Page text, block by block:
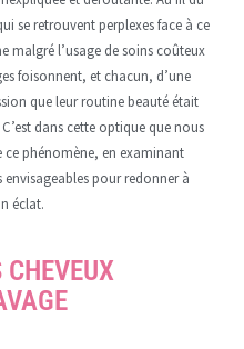
se retrouvent perplexes face à ce
malgré l’usage de soins coûteux
foisonnent, et chacun, d’une
que leur routine beauté était
dans cette optique que nous
ce phénomène, en examinant
envisageables pour redonner à
éclat.
CHEVEUX